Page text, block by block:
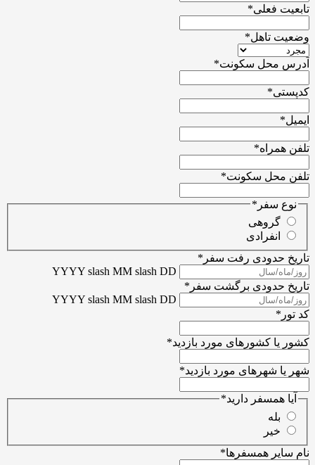
تابعیت فعلی*
وضعیت تاهل*
آدرس محل سکونت*
کدپستی*
ایمیل*
تلفن همراه*
تلفن محل سکونت*
نوع سفر *
گروهی
انفرادی
تاریخ حدودی رفت سفر *
YYYY slash MM slash DD
تاریخ حدودی برگشت سفر *
YYYY slash MM slash DD
کد تور *
کشور یا کشور‌های مورد بازدید*
شهر یا شهرهای مورد بازدید*
آیا همسفر دارید*
بله
خیر
نام سایر همسفرها*